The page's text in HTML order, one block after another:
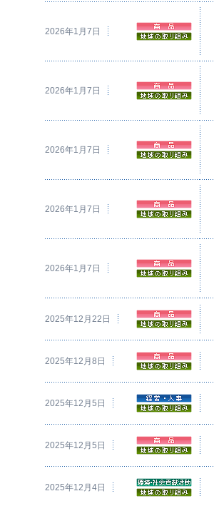
2026年1月7日
2026年1月7日
2026年1月7日
2026年1月7日
2026年1月7日
2025年12月22日
2025年12月8日
2025年12月5日
2025年12月5日
2025年12月4日